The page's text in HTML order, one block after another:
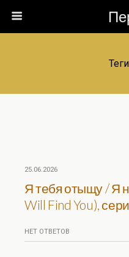
25.06.2026
Я тебя отыщу / Я
Will Find You),
НЕТ ОТВЕТОВ